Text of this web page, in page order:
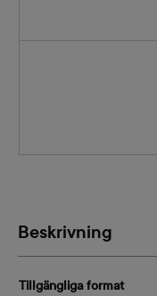
Beskrivning
Tillgängliga format